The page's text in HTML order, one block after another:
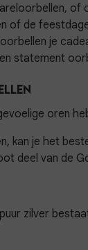
of de
je
statement
oren
kan je het
deel van de
zilver